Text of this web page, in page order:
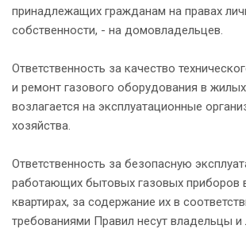
принадлежащих гражданам на правах
собственности, - на домовладельцев.
Ответственность за качество
и ремонт газового оборудования в
возлагается на эксплуатационные
хозяйства.
Ответственность за безопасную
работающих бытовых газовых приборов
квартирах, за содержание их в
требованиями Правил несут владельцы и